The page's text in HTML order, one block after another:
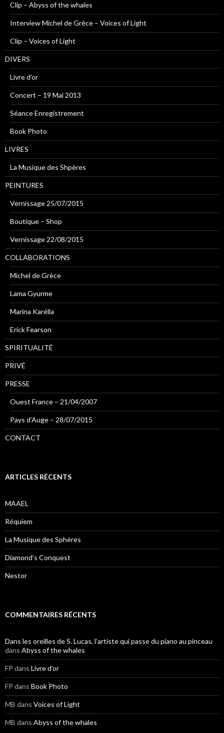
Clip – Abyss of the whales
Interview Michel de Grèce – Voices of Light
Clip – Voices of Light
DIVERS
Livre d’or
Concert – 19 Mai 2013
Séance Enregistrement
Book Photo
LIVRES
La Musique des Shpères
PEINTURES
Vernissage 25/07/2015
Boutique – Shop
Vernissage 22/08/2015
COLLABORATIONS
Michel de Grèce
Lama Gyurme
Marína Karélla
Erick Fearson
SPIRITUALITÉ
PRIVÉ
PRESSE
Ouest France – 21/04/2007
Pays d’Auge – 28/07/2015
CONTACT
ARTICLES RÉCENTS
MAAEL
Réquiem
La Musique des Sphères
Diamond’s Conquest
Nestor
COMMENTAIRES RÉCENTS
Dans les oreilles de S. Lucas, l’artiste qui passe du piano au pinceau
dans Abyss of the whales
FP dans Livre d’or
FP dans Book Photo
MB dans Voices of Light
MB dans Abyss of the whales